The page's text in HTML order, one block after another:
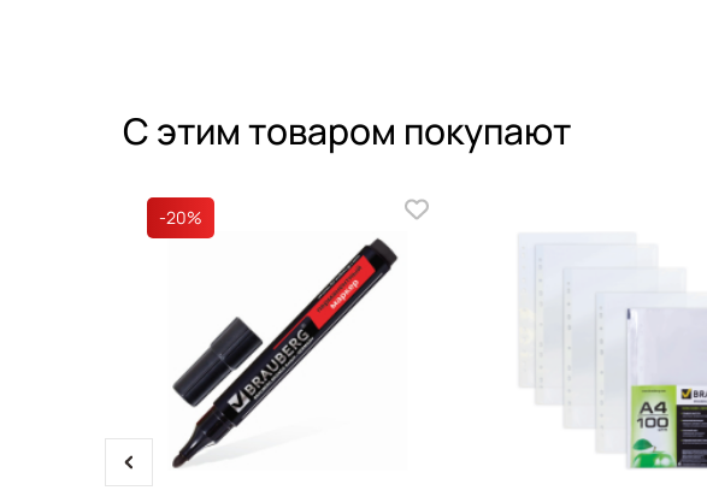
С этим товаром покупают
-20%
prev